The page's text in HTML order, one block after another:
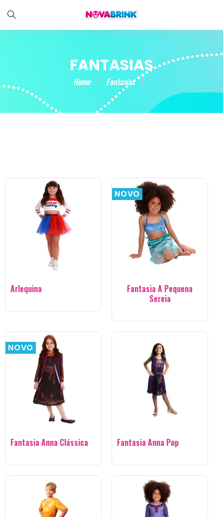
FANTASIAS
Home Fantasias
Arlequina
NOVO
Fantasia A Pequena
Sereia
NOVO
Fantasia Anna Clássica Fantasia Anna Pop